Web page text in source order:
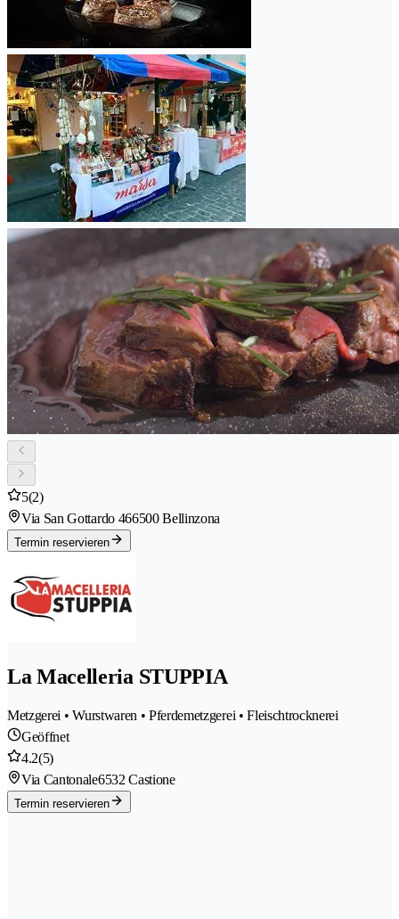
5(2)
Via San Gottardo 466500 Bellinzona
Termin reservieren
La Macelleria STUPPIA
Metzgerei • Wurstwaren • Pferdemetzgerei • Fleischtrocknerei
Geöffnet
4.2(5)
Via Cantonale6532 Castione
Termin reservieren